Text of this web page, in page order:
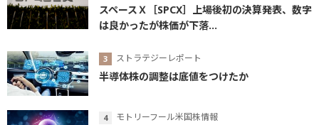
スペースＸ［SPCX］上場後初の決算発表、数字
は良かったが株価が下落...
ストラテジーレポート
半導体株の調整は底値をつけたか
モトリーフール米国株情報